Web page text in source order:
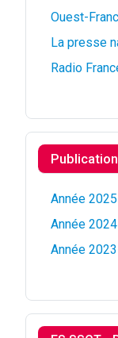
Ouest-
La presse
Radio
Année
Année
Année